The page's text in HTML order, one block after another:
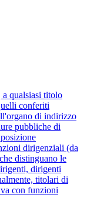
qualsiasi titolo
conferiti
di indirizzo
pubbliche di
dirigenziali (da
distinguano le
dirigenti
titolari di
con funzioni